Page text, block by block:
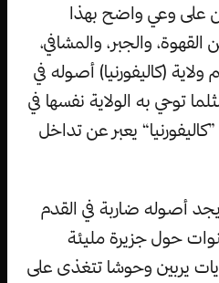
على وعي واضح بهذا
القهوة، والجبر، والمشافي،
(كاليفورنيا) أصوله في
توحي به الولاية نفسها في
يعبر عن تداخل
يجد أصوله ضاربة في القدم
حول جزيرة مليئة
يربين وحوشا تتغذى على